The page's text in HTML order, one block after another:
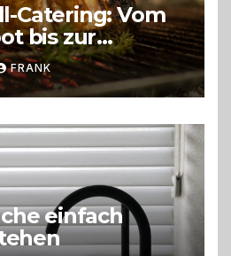
Catering: Vom
bis zur
Events,
und
FRANK
einfach